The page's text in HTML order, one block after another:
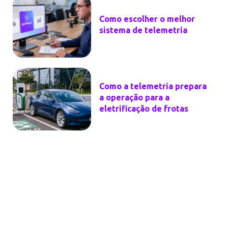
Como escolher o melhor
sistema de telemetria
Como a telemetria prepara
a operação para a
eletrificação de frotas